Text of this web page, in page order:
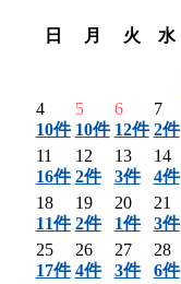
日
月 火 水
4
10件
5
10件
6
12件
7
2件
11
16件
12
2件
13
3件
14
4件
18
11件
19
2件
20
1件
21
3件
25
17件
26
4件
27
3件
28
6件